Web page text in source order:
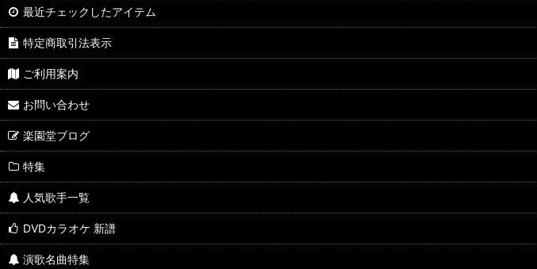
最近チェックしたアイテム
特定商取引法表示
ご利用案内
お問い合わせ
楽園堂ブログ
特集
人気歌手一覧
DVDカラオケ 新譜
演歌名曲特集